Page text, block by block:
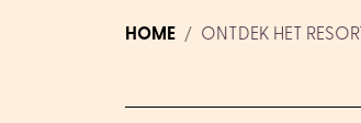
HOME ONTDEK HET RESORT